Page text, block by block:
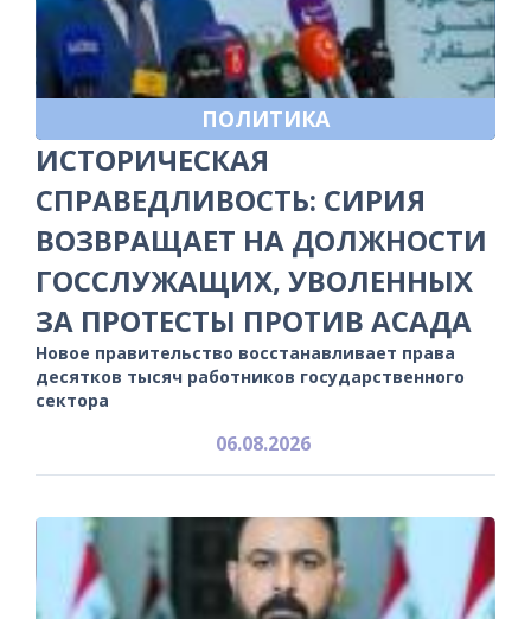
ПОЛИТИКА
ИСТОРИЧЕСКАЯ
СПРАВЕДЛИВОСТЬ: СИРИЯ
ВОЗВРАЩАЕТ НА ДОЛЖНОСТИ
ГОССЛУЖАЩИХ, УВОЛЕННЫХ
ЗА ПРОТЕСТЫ ПРОТИВ АСАДА
Новое правительство восстанавливает права
десятков тысяч работников государственного
сектора
06.08.2026